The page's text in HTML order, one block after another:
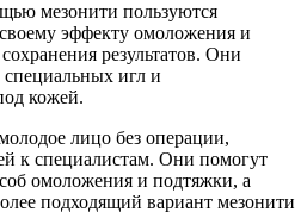
мезонити пользуются
эффекту омоложения и
результатов. Они
игл и
кожей.
лицо без операции,
к специалистам. Они помогут
омоложения и подтяжки, а
подходящий вариант мезонити